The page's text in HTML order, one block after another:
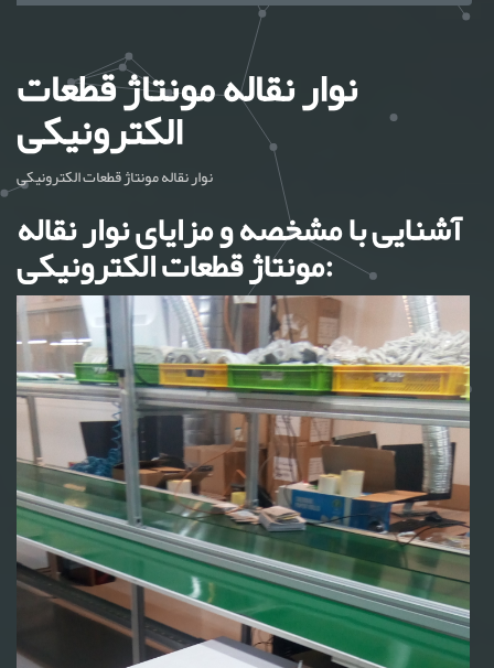
نوار نقاله مونتاژ قطعات
الکترونیکی
نوار نقاله مونتاژ قطعات الکترونیکی
آشنایی با مشخصه و مزایای نوار نقاله
مونتاژ قطعات الکترونیکی: